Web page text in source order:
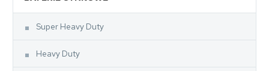
Super Heavy Duty
Heavy Duty